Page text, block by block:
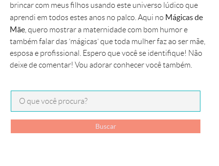
brincar com meus filhos usando este universo lúdico que
aprendi em todos estes anos no palco. Aqui no Mágicas de
Mãe , quero mostrar a maternidade com bom humor e
também falar das ‘mágicas’ que toda mulher faz ao ser mãe,
esposa e profissional. Espero que você se identifique! Não
deixe de comentar! Vou adorar conhecer você também.